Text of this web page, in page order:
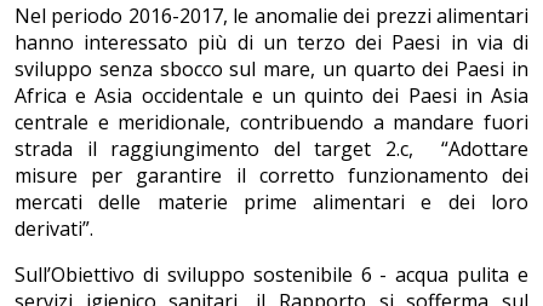
Nel periodo 2016-2017, le anomalie dei prezzi alimentari
hanno interessato più di un terzo dei Paesi in via di
sviluppo senza sbocco sul mare, un quarto dei Paesi in
Africa e Asia occidentale e un quinto dei Paesi in Asia
centrale e meridionale, contribuendo a mandare fuori
strada il raggiungimento del target 2.c, “Adottare
misure per garantire il corretto funzionamento dei
mercati delle materie prime alimentari e dei loro
derivati”.
Sull’Obiettivo di sviluppo sostenibile 6 - acqua pulita e